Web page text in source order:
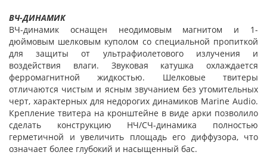
ВЧ-ДИНАМИК
ВЧ-динамик оснащен неодимовым магнитом и 1-
дюймовым шелковым куполом со специальной пропиткой
для защиты от ультрафиолетового излучения и
воздействия влаги. Звуковая катушка охлаждается
ферромагнитной жидкостью. Шелковые твитеры
отличаются чистым и ясным звучанием без утомительных
черт, характерных для недорогих динамиков Marine Audio.
Крепление твитера на кронштейне в виде арки позволило
сделать конструкцию НЧ/СЧ-динамика полностью
герметичной и увеличить площадь его диффузора, что
означает более глубокий и насыщенный бас.